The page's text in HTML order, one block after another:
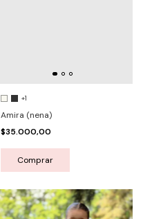
+1
Amira (nena)
$35.000,00
Comprar